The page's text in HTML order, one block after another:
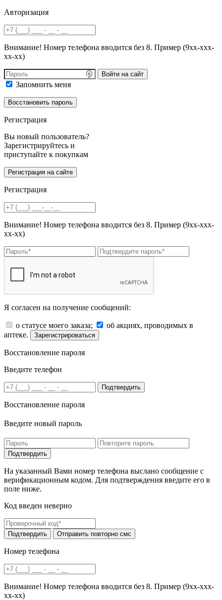
Авторизация
Внимание! Номер телефона вводится без 8. Пример (9хх-ххх-
хх-хх)
Войти на сайт
Запомнить меня
Регистрация
Вы новый пользователь?
Зарегистрируйтесь и
приступайте к покупкам
Регистрация
Внимание! Номер телефона вводится без 8. Пример (9хх-ххх-
хх-хх)
Я согласен на получение сообщений:
о статусе моего заказа;
об акциях, проводимых в
аптеке.
Зарегистрироваться
Восстановление пароля
Введите телефон
Подтвердить
Восстановление пароля
Введите новый пароль
На указанный Вами номер телефона выслано сообщение с
верификационным кодом. Для подтверждения введите его в
поле ниже.
Код введен неверно
Номер телефона
Внимание! Номер телефона вводится без 8. Пример (9хх-ххх-
хх-хх)